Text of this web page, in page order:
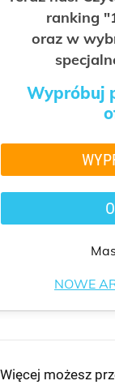
ranking
oraz w
Wypróbuj
NOWE
Więcej możesz